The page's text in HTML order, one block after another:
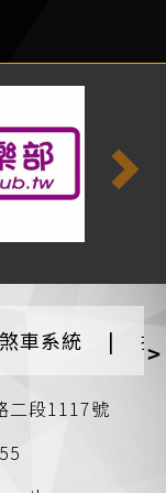
煞車系統 | >
二段1117號